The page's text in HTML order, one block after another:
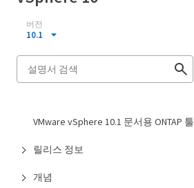
버전
10.1
VMware vSphere 10.1 문서용 ONTAP 툴
릴리스 정보
개념